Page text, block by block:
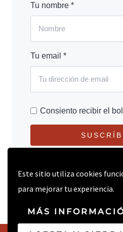
Este sitio utiliza cookies
para mejorar tu experiencia.
MÁS
Tu nombre *
Tu email *
Consiento recibir el